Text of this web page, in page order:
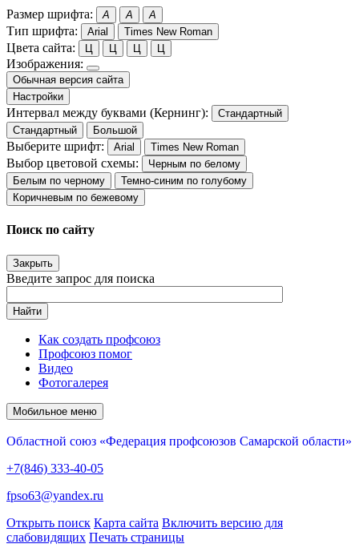
Размер шрифта: A A A
Тип шрифта: Arial Times New Roman
Цвета сайта: Ц Ц Ц Ц
Изображения:
Обычная версия сайта
Настройки
Интервал между буквами (Кернинг):
Стандартный
Стандартный
Большой
Выберите шрифт: Arial Times New Roman
Выбор цветовой схемы:
Черным по белому
Белым по черному
Темно-синим по голубому
Коричневым по бежевому
Поиск по сайту
Закрыть
Введите запрос для поиска
Найти
Как создать профсоюз
Профсоюз помог
Видео
Фотогалерея
Мобильное меню
Областной союз «Федерация профсоюзов Самарской области»
+7(846) 333-40-05
fpso63@yandex.ru
Открыть поиск Карта сайта Включить версию для
слабовидящих Печать страницы